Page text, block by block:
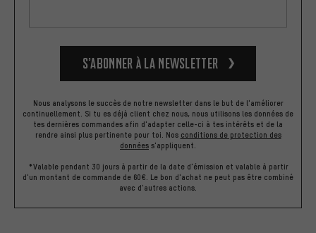
S’abonner à la newsletter
Nous analysons le succès de notre newsletter dans le but de l'améliorer
continuellement. Si tu es déjà client chez nous, nous utilisons les données de
tes dernières commandes afin d'adapter celle-ci à tes intérêts et de la
rendre ainsi plus pertinente pour toi. Nos conditions de protection des
données s'appliquent.
*Valable pendant 30 jours à partir de la date d'émission et valable à partir
d'un montant de commande de 60€. Le bon d'achat ne peut pas être combiné
avec d'autres actions.